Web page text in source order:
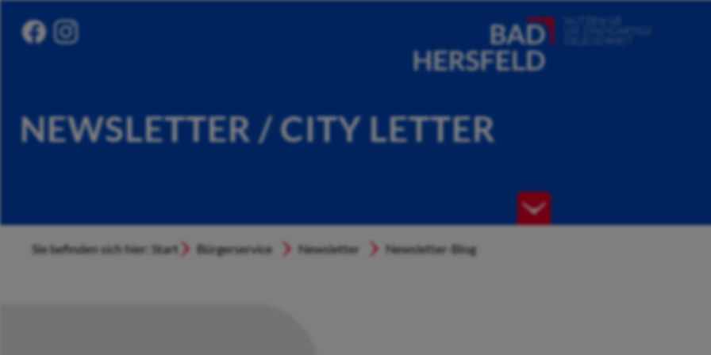
NEWSLETTER / CITY LETTER
Sie befinden sich hier: Start Bürgerservice Newsletter Newsletter-Blog